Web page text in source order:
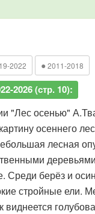
2022 ● 2011-2018
2026 (стр. 10):
"Лес осенью"
осеннего
лесная
Среди берёз и осин
стройные ели.